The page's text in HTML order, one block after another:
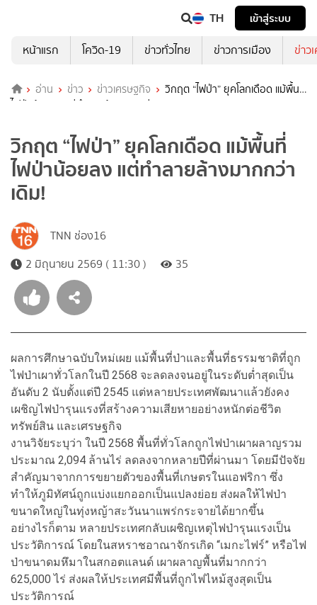
TH
เข้าสู่ระบบ
หน้าแรก
โควิด-19 ข่าวทั่วไทย ข่าวการเมือง ข่าว
อ่าน ข่าว ข่าวเศรษฐกิจ
วิกฤต “ไฟป่า” ยุคโลกเดือด แม้พื้นที่
ไฟป่าน้อยลง แต่ทำลายล้างมากกว่าเดิม!
วิกฤต “ไฟป่า” ยุคโลกเดือด แม้พื้นที่
ไฟป่าน้อยลง แต่ทำลายล้างมากกว่า
เดิม!
TNN ช่อง16
2 มิถุนายน 2569 ( 11:30 )
35
ผลการศึกษาฉบับใหม่เผย แม้พื้นที่ป่าและพื้นที่ธรรมชาติที่ถูก
ไฟป่าเผาทั่วโลกในปี 2568 จะลดลงจนอยู่ในระดับต่ำสุดเป็น
อันดับ 2 นับตั้งแต่ปี 2545 แต่หลายประเทศพัฒนาแล้วยังคง
เผชิญไฟป่ารุนแรงที่สร้างความเสียหายอย่างหนักต่อชีวิต
ทรัพย์สิน และเศรษฐกิจ
งานวิจัยระบุว่า ในปี 2568 พื้นที่ทั่วโลกถูกไฟป่าเผาผลาญรวม
ประมาณ 2,094 ล้านไร่ ลดลงจากหลายปีที่ผ่านมา โดยมีปัจจัย
สำคัญมาจากการขยายตัวของพื้นที่เกษตรในแอฟริกา ซึ่ง
ทำให้ภูมิทัศน์ถูกแบ่งแยกออกเป็นแปลงย่อย ส่งผลให้ไฟป่า
ขนาดใหญ่ในทุ่งหญ้าสะวันนาแพร่กระจายได้ยากขึ้น
อย่างไรก็ตาม หลายประเทศกลับเผชิญเหตุไฟป่ารุนแรงเป็น
ประวัติการณ์ โดยในสหราชอาณาจักรเกิด “เมกะไฟร์” หรือไฟ
ป่าขนาดมหึมาในสกอตแลนด์ เผาผลาญพื้นที่มากกว่า
625,000 ไร่ ส่งผลให้ประเทศมีพื้นที่ถูกไฟไหม้สูงสุดเป็น
ประวัติการณ์